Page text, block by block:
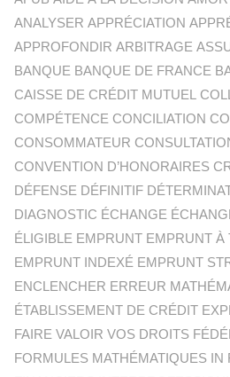
ANALYSER APPRÉCIATION
APPROFONDIR ARBITRAGE
BANQUE BANQUE DE FRANCE
CAISSE DE CRÉDIT MUTUEL
COMPÉTENCE CONCILIATION
CONSOMMATEUR
CONVENTION D’HONORAIRES
DÉFENSE DÉFINITIF
DIAGNOSTIC ÉCHANGE
ÉLIGIBLE EMPRUNT EMPRUNT À
EMPRUNT INDEXÉ EMPRUNT
ENCLENCHER ERREUR
ÉTABLISSEMENT DE CRÉDIT
FAIRE VALOIR VOS DROITS
FORMULES MATHÉMATIQUES